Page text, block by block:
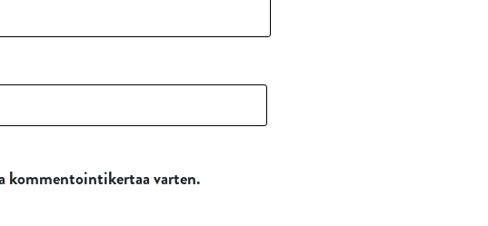
kommentointikertaa varten.